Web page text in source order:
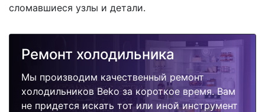
сломавшиеся узлы и детали.
Ремонт холодильника
Мы производим качественный ремонт
холодильников Beko за короткое время. Вам
не придется искать тот или иной инструмент